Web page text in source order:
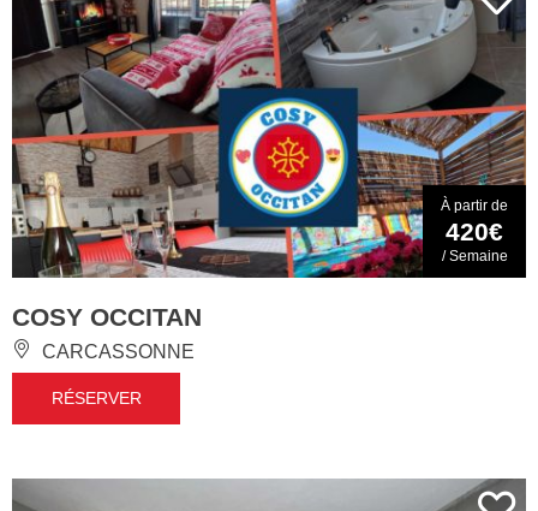
À partir de
420€
/ Semaine
COSY OCCITAN
CARCASSONNE
RÉSERVER